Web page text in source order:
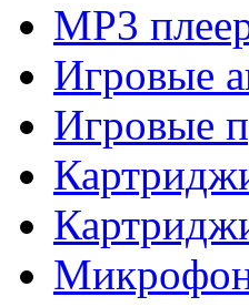
MP3
Игровые
Игровые